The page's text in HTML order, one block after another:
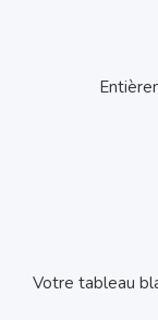
Votre tableau